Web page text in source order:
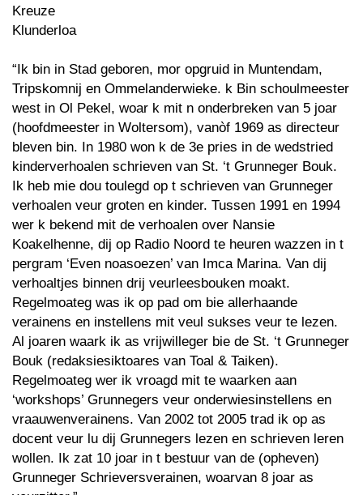
Kreuze
Klunderloa
“Ik bin in Stad geboren, mor opgruid in Muntendam,
Tripskomnij en Ommelanderwieke. k Bin schoulmeester
west in Ol Pekel, woar k mit n onderbreken van 5 joar
(hoofdmeester in Woltersom), vanòf 1969 as directeur
bleven bin. In 1980 won k de 3e pries in de wedstried
kinderverhoalen schrieven van St. ‘t Grunneger Bouk.
Ik heb mie dou toulegd op t schrieven van Grunneger
verhoalen veur groten en kinder. Tussen 1991 en 1994
wer k bekend mit de verhoalen over Nansie
Koakelhenne, dij op Radio Noord te heuren wazzen in t
pergram ‘Even noasoezen’ van Imca Marina. Van dij
verhoaltjes binnen drij veurleesbouken moakt.
Regelmoateg was ik op pad om bie allerhaande
verainens en instellens mit veul sukses veur te lezen.
Al joaren waark ik as vrijwilleger bie de St. ‘t Grunneger
Bouk (redaksiesiktoares van Toal & Taiken).
Regelmoateg wer ik vroagd mit te waarken aan
‘workshops’ Grunnegers veur onderwiesinstellens en
vraauwenverainens. Van 2002 tot 2005 trad ik op as
docent veur lu dij Grunnegers lezen en schrieven leren
wollen. Ik zat 10 joar in t bestuur van de (opheven)
Grunneger Schrieversverainen, woarvan 8 joar as